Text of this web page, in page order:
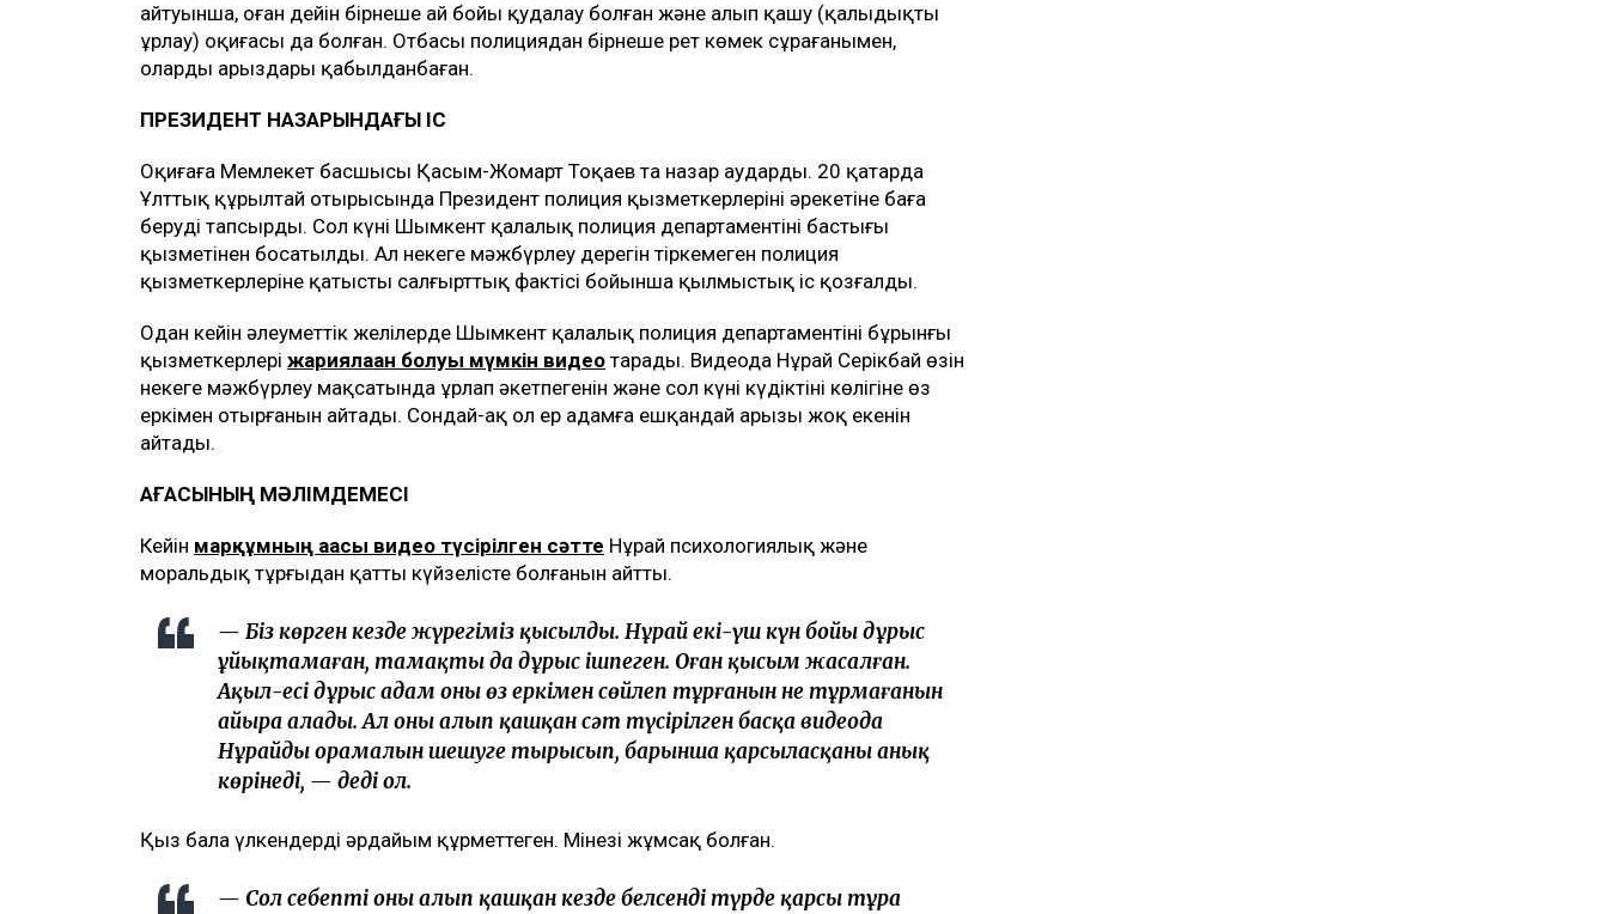
айтуынша, оған дейін бірнеше ай бойы қудалау болған және алып қашу (қалыңдықты
ұрлау) оқиғасы да болған. Отбасы полициядан бірнеше рет көмек сұрағанымен,
олардың арыздары қабылданбаған.
ПРЕЗИДЕНТ НАЗАРЫНДАҒЫ ІС
Оқиғаға Мемлекет басшысы Қасым-Жомарт Тоқаев та назар аударды. 20 қаңтарда
Ұлттық құрылтай отырысында Президент полиция қызметкерлерінің әрекетіне баға
беруді тапсырды. Сол күні Шымкент қалалық полиция департаментінің бастығы
қызметінен босатылды. Ал некеге мәжбүрлеу дерегін тіркемеген полиция
қызметкерлеріне қатысты салғырттық фактісі бойынша қылмыстық іс қозғалды.
Одан кейін әлеуметтік желілерде Шымкент қалалық полиция департаментінің бұрынғы
қызметкерлері жариялаған болуы мүмкін видео тарады. Видеода Нұрай Серікбай өзін
некеге мәжбүрлеу мақсатында ұрлап әкетпегенін және сол күні күдіктінің көлігіне өз
еркімен отырғанын айтады. Сондай-ақ ол ер адамға ешқандай арызы жоқ екенін
айтады.
АҒАСЫНЫҢ МӘЛІМДЕМЕСІ
Кейін марқұмның ағасы видео түсірілген сәтте Нұрай психологиялық және
моральдық тұрғыдан қатты күйзелісте болғанын айтты.
— Біз көрген кезде жүрегіміз қысылды. Нұрай екі-үш күн бойы дұрыс
ұйықтамаған, тамақты да дұрыс ішпеген. Оған қысым жасалған.
Ақыл-есі дұрыс адам оның өз еркімен сөйлеп тұрғанын не тұрмағанын
айыра алады. Ал оны алып қашқан сәт түсірілген басқа видеода
Нұрайдың орамалын шешуге тырысып, барынша қарсыласқаны анық
көрінеді, — деді ол.
Қыз бала үлкендерді әрдайым құрметтеген. Мінезі жұмсақ болған.
— Сол себепті оны алып қашқан кезде белсенді түрде қарсы тұра